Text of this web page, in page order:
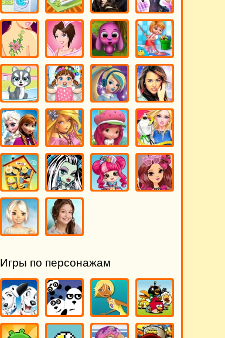
Игры по персонажам